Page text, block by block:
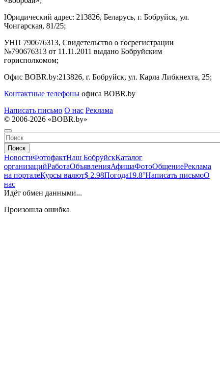
Юридический адрес: 213826, Беларусь, г. Бобруйск, ул.
Чонгарская, 81/25;
УНП 790676313, Свидетельство о госрегистрации
№790676313 от 11.11.2011 выдано Бобруйским
горисполкомом;
Офис BOBR.by:213826, г. Бобруйск, ул. Карла Либкнехта, 25;
Контактные телефоны офиса BOBR.by
Написать письмо О нас Реклама
© 2006-2026 «BOBR.by»
Поиск
НовостиФотофактНаш БобруйскКаталог
организацийРаботаОбъявленияАфишаФотоОбщениеРеклама
на порталеКурсы валют$ 2.98Погода19.8°Написать письмоО
нас
Идёт обмен данными...
Произошла ошибка